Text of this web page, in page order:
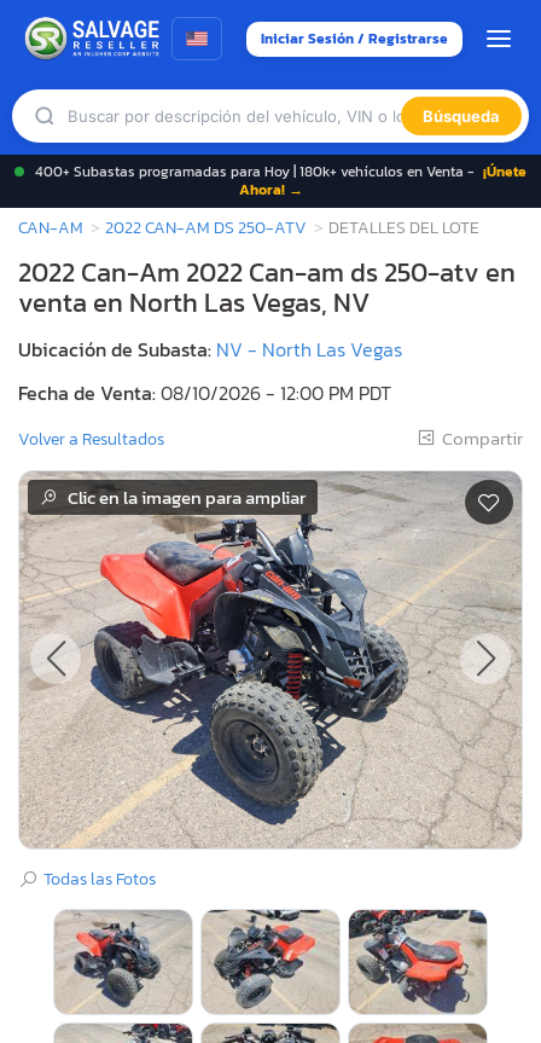
Iniciar Sesión / Registrarse
Búsqueda
400+ Subastas programadas para Hoy | 180k+ vehículos en Venta - ¡Únete
Ahora! →
CAN-AM 2022 CAN-AM DS 250-ATV DETALLES DEL LOTE
2022 Can-Am 2022 Can-am ds 250-atv en
venta en North Las Vegas, NV
Ubicación de Subasta: NV - North Las Vegas
Fecha de Venta:08/10/2026 - 12:00 PM PDT
Volver a Resultados Compartir
Clic en la imagen para ampliar
Todas las Fotos